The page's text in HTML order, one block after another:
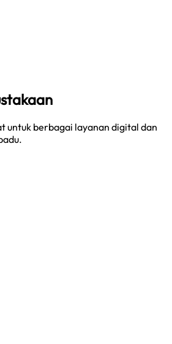
untuk berbagai layanan digital dan